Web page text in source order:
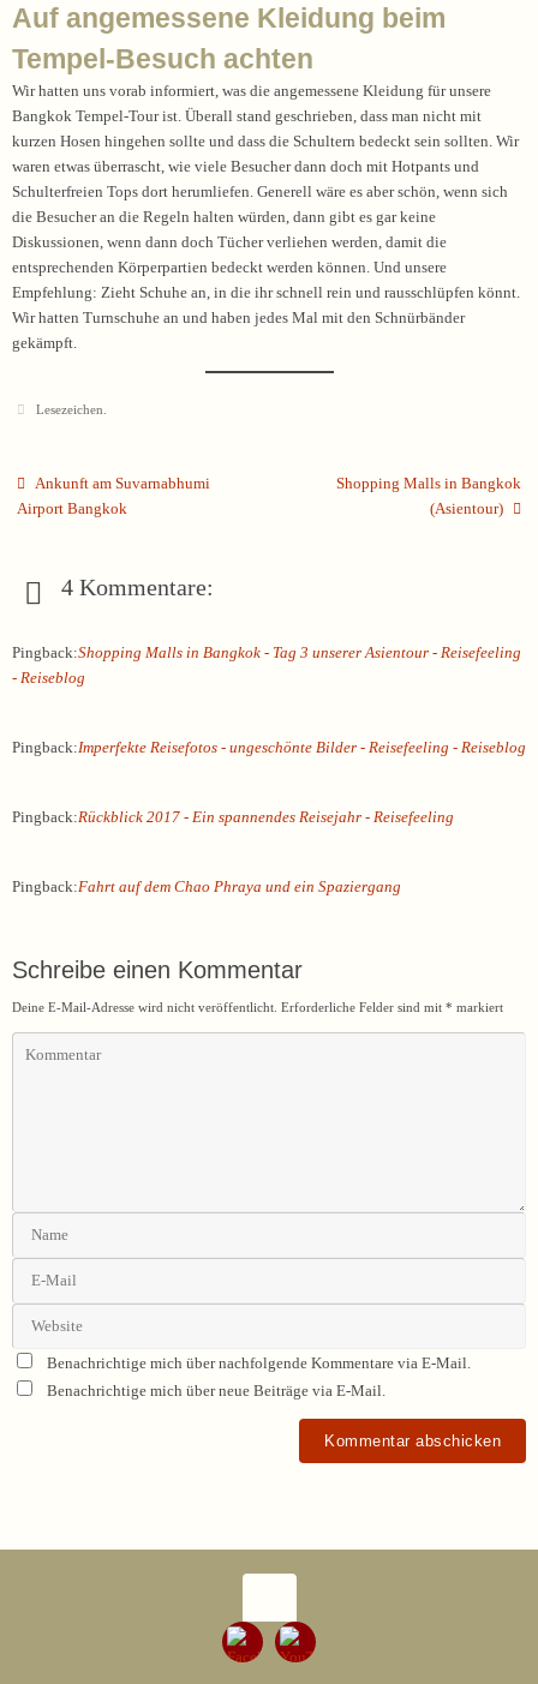
Auf angemessene Kleidung beim
Tempel-Besuch achten
Wir hatten uns vorab informiert, was die angemessene Kleidung für unsere
Bangkok Tempel-Tour ist. Überall stand geschrieben, dass man nicht mit
kurzen Hosen hingehen sollte und dass die Schultern bedeckt sein sollten. Wir
waren etwas überrascht, wie viele Besucher dann doch mit Hotpants und
Schulterfreien Tops dort herumliefen. Generell wäre es aber schön, wenn sich
die Besucher an die Regeln halten würden, dann gibt es gar keine
Diskussionen, wenn dann doch Tücher verliehen werden, damit die
entsprechenden Körperpartien bedeckt werden können. Und unsere
Empfehlung: Zieht Schuhe an, in die ihr schnell rein und rausschlüpfen könnt.
Wir hatten Turnschuhe an und haben jedes Mal mit den Schnürbänder
gekämpft.
Lesezeichen
Ankunft am Suvarnabhumi
Airport Bangkok
Shopping Malls in Bangkok
(Asientour)
4 Kommentare:
Pingback:Shopping Malls in Bangkok - Tag 3 unserer Asientour - Reisefeeling
- Reiseblog
Pingback:Imperfekte Reisefotos - ungeschönte Bilder - Reisefeeling - Reiseblog
Pingback:Rückblick 2017 - Ein spannendes Reisejahr - Reisefeeling
Pingback:Fahrt auf dem Chao Phraya und ein Spaziergang
Schreibe einen Kommentar
Deine E-Mail-Adresse wird nicht veröffentlicht. Erforderliche Felder sind mit * markiert
Benachrichtige mich über nachfolgende Kommentare via E-Mail.
Benachrichtige mich über neue Beiträge via E-Mail.